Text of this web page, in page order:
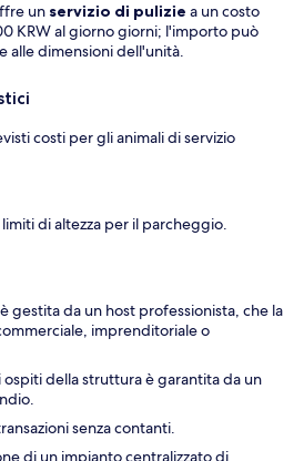
un servizio di pulizie a un costo
KRW al giorno giorni; l'importo può
alle dimensioni dell'unità.
costi per gli animali di servizio
di altezza per il parcheggio.
gestita da un host professionista, che la
imprenditoriale o
ospiti della struttura è garantita da un
senza contanti.
di un impianto centralizzato di